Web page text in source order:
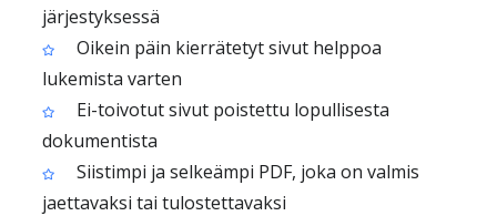
järjestyksessä
Oikein päin kierrätetyt sivut helppoa
lukemista varten
Ei-toivotut sivut poistettu lopullisesta
dokumentista
Siistimpi ja selkeämpi PDF, joka on valmis
jaettavaksi tai tulostettavaksi